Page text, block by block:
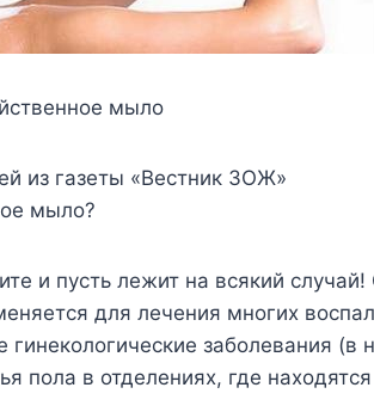
мыло
из газеты «Вестник ЗОЖ»
мыло?
и пусть лежит на всякий
для лечения многих
заболевания (в
пола в отделениях, где находятся